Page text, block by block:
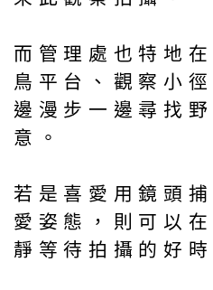
而管理處也特地
鳥平台、觀察小
邊漫步一邊尋找
意。
若是喜愛用鏡頭
愛姿態，則可以
靜等待拍攝的好時